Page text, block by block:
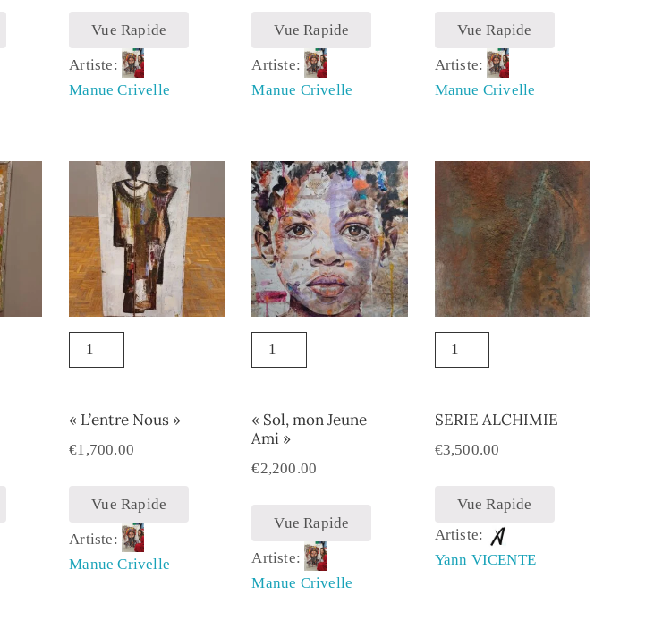
Vue Rapide
Artiste:
Manue Crivelle
Vue Rapide
Artiste:
Manue Crivelle
Vue Rapide
Artiste:
Manue Crivelle
« L’entre Nous »
€1,700.00
Vue Rapide
Artiste:
Manue Crivelle
« Sol, mon Jeune
Ami »
€2,200.00
Vue Rapide
Artiste:
Manue Crivelle
SERIE ALCHIMIE
€3,500.00
Vue Rapide
Artiste:
Yann VICENTE